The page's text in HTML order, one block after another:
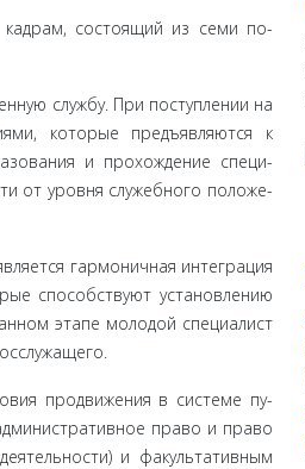
кадрам, состоящий из семи по­
службу. При поступле­нии на
которые предъявляются к
и прохождение специ­
от уровня служебного положе­
гармоничная ин­теграция
способствуют уста­новлению
этапе молодой специалист
продвижения в системе пу­
право и право
и факультативным